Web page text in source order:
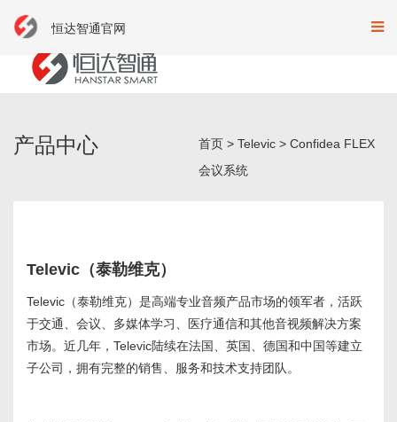
产品中心 首页 > Televic > Confidea FLEX
会议系统
Televic（泰勒维克）
Televic（泰勒维克）是高端专业音频产品市场的领军者，活跃
于交通、会议、多媒体学习、医疗通信和其他音视频解决方案
市场。近几年，Televic陆续在法国、英国、德国和中国等建立
子公司，拥有完整的销售、服务和技术支持团队。
恒达智通官网